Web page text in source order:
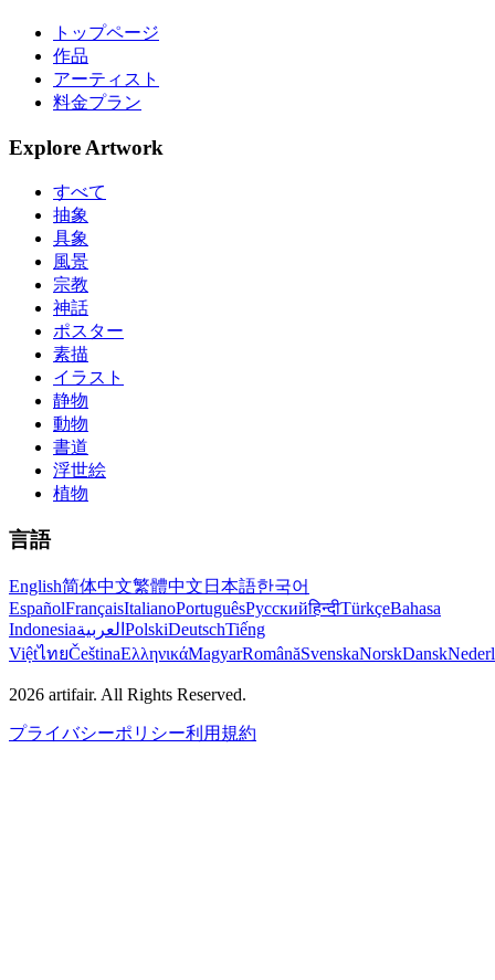
トップページ
作品
アーティスト
料金プラン
Explore Artwork
すべて
抽象
具象
風景
宗教
神話
ポスター
素描
イラスト
静物
動物
書道
浮世絵
植物
言語
English简体中文繁體中文 日本語한국어
EspañolFrançaisItalianoPortuguêsРусскийहिन्दीTürkçeBahasa
Indonesiaالعربية PolskiDeutschTiếng
ViệtไทยČeštinaΕλληνικάMagyarRomânăSvenskaNorskDansk
2026 artifair. All Rights Reserved.
プライバシーポリシー利用規約